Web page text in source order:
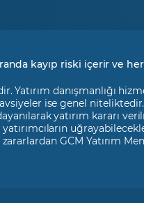
kayıp riski içerir ve
Yatırım danışmanlığı
ise genel
yatırım kararı
GCM Yatırım